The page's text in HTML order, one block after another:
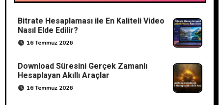
Bitrate Hesaplaması ile En Kaliteli Video
Nasıl Elde Edilir?
16 Temmuz 2026
Download Süresini Gerçek Zamanlı
Hesaplayan Akıllı Araçlar
16 Temmuz 2026